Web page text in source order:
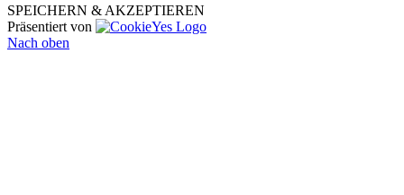
SPEICHERN & AKZEPTIEREN
Präsentiert von
Nach oben